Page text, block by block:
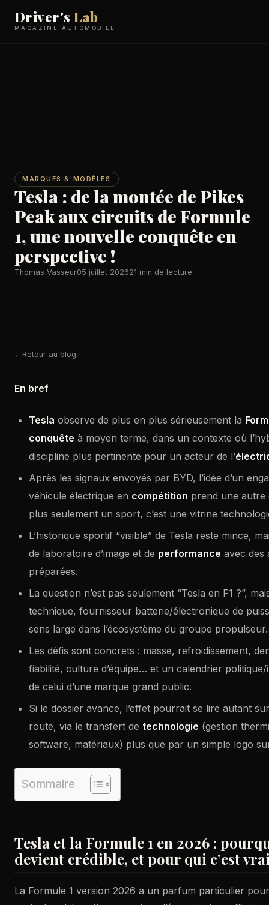
Driver'sLab
MAGAZINE AUTOMOBILE
MARQUES & MODÈLES
Tesla : de la montée de Pikes
Peak aux circuits de Formule
1, une nouvelle conquête en
perspective !
Thomas Vasseur05 juillet 202621 min de lecture
Retour au blog
En bref
Tesla observe de plus en plus sérieusement la
conquête à moyen terme, dans un contexte où
discipline plus pertinente pour un acteur de l’
Après les signaux envoyés par BYD, l’idée d’un
véhicule électrique en compétition prend une autre
plus seulement un sport, c’est une vitrine
L’historique sportif “visible” de Tesla reste mince,
de laboratoire d’image et de performance avec des
préparées.
La question n’est pas seulement “Tesla en F1 ?”,
technique, fournisseur batterie/électronique de
sens large dans l’écosystème du groupe propulseur.
Les défis sont concrets : masse, refroidissement,
fiabilité, culture d’équipe… et un calendrier
de celui d’une marque grand public.
Si le dossier avance, l’effet pourrait se lire autant
route, via le transfert de technologie (gestion
software, matériaux) plus que par un simple logo
Sommaire
Tesla et la Formule 1 en 2026 :
devient crédible, et pour qui c’est
La Formule 1 version 2026 a un parfum particulier